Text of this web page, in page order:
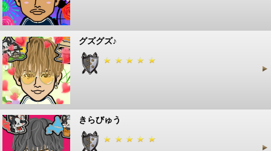
グズグズ♪
きらびゅう